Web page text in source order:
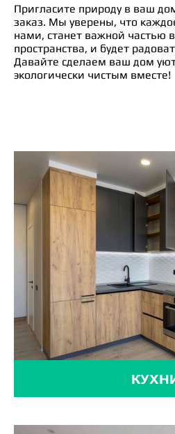
Пригласите природу в ваш
заказ. Мы уверены, что
нами, станет важной частью
пространства, и будет
Давайте сделаем ваш дом
экологически чистым вместе!